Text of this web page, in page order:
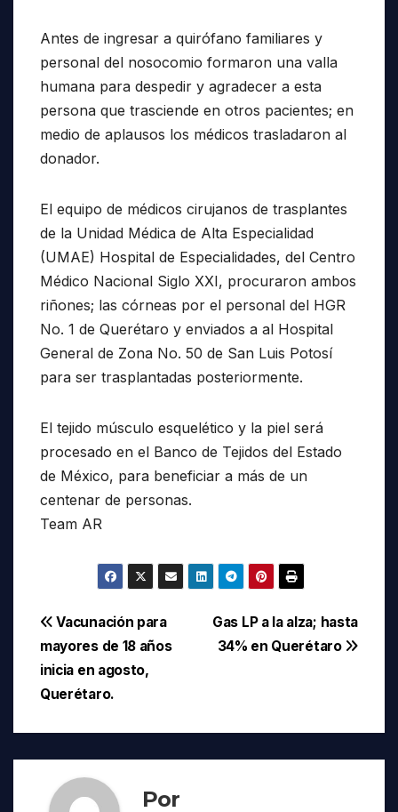
Antes de ingresar a quirófano familiares y
personal del nosocomio formaron una valla
humana para despedir y agradecer a esta
persona que trasciende en otros pacientes; en
medio de aplausos los médicos trasladaron al
donador.
El equipo de médicos cirujanos de trasplantes
de la Unidad Médica de Alta Especialidad
(UMAE) Hospital de Especialidades, del Centro
Médico Nacional Siglo XXI, procuraron ambos
riñones; las córneas por el personal del HGR
No. 1 de Querétaro y enviados a al Hospital
General de Zona No. 50 de San Luis Potosí
para ser trasplantadas posteriormente.
El tejido músculo esquelético y la piel será
procesado en el Banco de Tejidos del Estado
de México, para beneficiar a más de un
centenar de personas.
Team AR
Navegación
de
entradas
Gas LP a la alza; hasta
34% en Querétaro
Vacunación para
mayores de 18 años
inicia en agosto,
Querétaro.
Por